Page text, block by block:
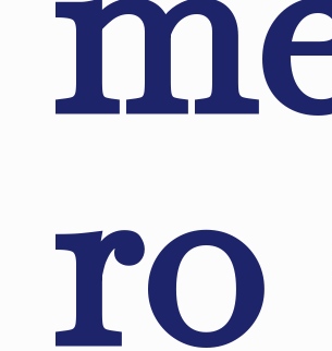
ro